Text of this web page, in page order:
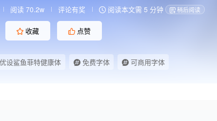
阅读 70.2w 评论有奖 阅读本文需 5 分钟 稍后阅读
收藏 点赞
优设鲨鱼菲特健康体 免费字体 可商用字体